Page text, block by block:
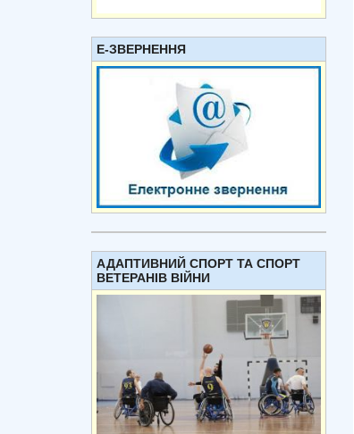
Е-ЗВЕРНЕННЯ
АДАПТИВНИЙ СПОРТ ТА СПОРТ
ВЕТЕРАНІВ ВІЙНИ